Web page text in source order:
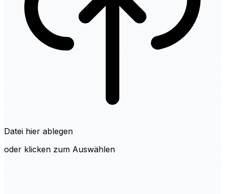
Datei hier ablegen
oder klicken zum Auswählen